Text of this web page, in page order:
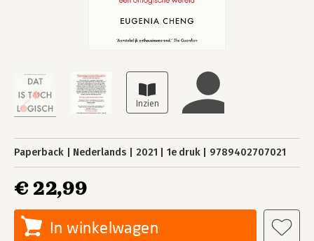
Paperback Nederlands 2021 1e druk 9789402707021
€ 22,99
In winkelwagen